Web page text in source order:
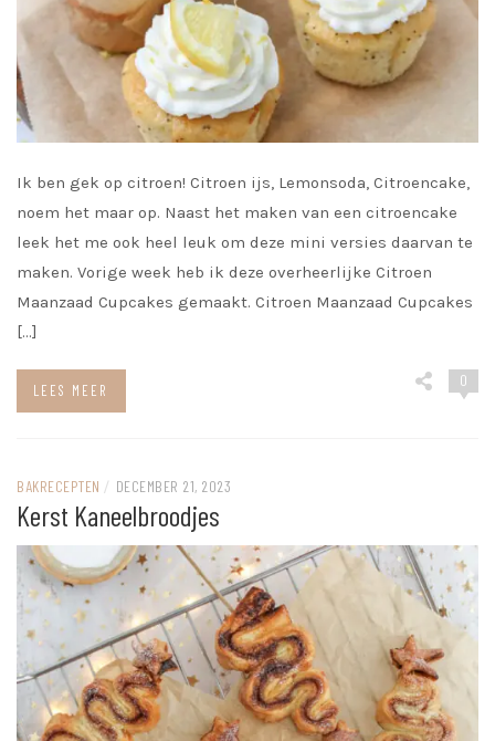
Ik ben gek op citroen! Citroen ijs, Lemonsoda, Citroencake,
noem het maar op. Naast het maken van een citroencake
leek het me ook heel leuk om deze mini versies daarvan te
maken. Vorige week heb ik deze overheerlijke Citroen
Maanzaad Cupcakes gemaakt. Citroen Maanzaad Cupcakes
[…]
LEES MEER
0
BAKRECEPTEN / DECEMBER 21, 2023
Kerst Kaneelbroodjes